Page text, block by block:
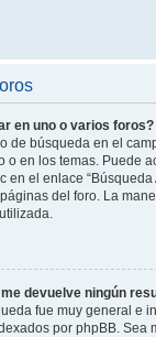
en uno o varios foros?
de búsqueda en el
o en los temas. Puede
en el enlace “Búsqueda
del foro. La
devuelve ningún
fue muy general e
por phpBB. Sea